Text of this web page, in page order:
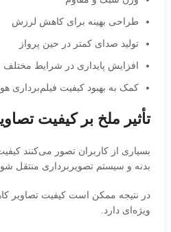
طراحی بهینه برای کاهش لرزش
تولید صدای کمتر در حین پرواز
افزایش پایداری در شرایط مختلف
کمک به بهبود کیفیت فیلم‌برداری
تأثیر ملخ بر کیفیت
بسیاری از کاربران تصور می‌کنند
بدنه و سیستم تصویربرداری منتقل
ویژه‌ای دارد.